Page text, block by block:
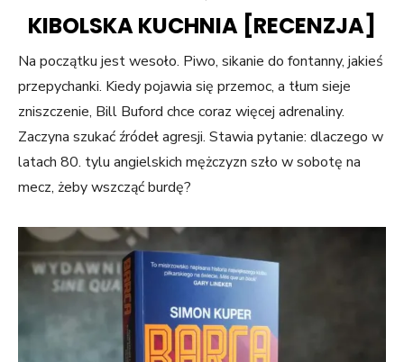
KIBOLSKA KUCHNIA [RECENZJA]
Na początku jest wesoło. Piwo, sikanie do fontanny, jakieś
przepychanki. Kiedy pojawia się przemoc, a tłum sieje
zniszczenie, Bill Buford chce coraz więcej adrenaliny.
Zaczyna szukać źródeł agresji. Stawia pytanie: dlaczego w
latach 80. tylu angielskich mężczyzn szło w sobotę na
mecz, żeby wszcząć burdę?